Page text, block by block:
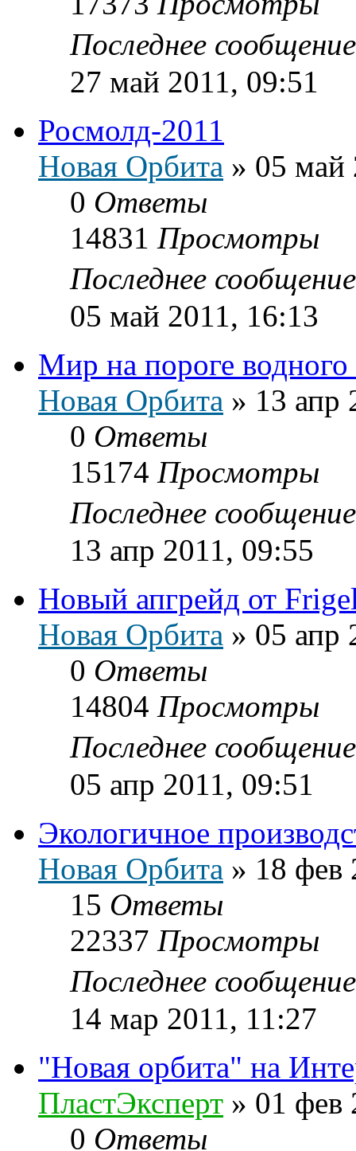
Последнее
27 май 2011, 09:51
Росмолд-2011
Новая Орбита » 05 май
0 Ответы
14831 Просмотры
Последнее
05 май 2011, 16:13
Мир на пороге водного
Новая Орбита » 13 апр
0 Ответы
15174 Просмотры
Последнее
13 апр 2011, 09:55
Новый апгрейд от
Новая Орбита » 05 апр
0 Ответы
14804 Просмотры
Последнее
05 апр 2011, 09:51
Экологичное
Новая Орбита » 18 фев
15 Ответы
22337 Просмотры
Последнее
14 мар 2011, 11:27
"Новая орбита" на
ПластЭксперт » 01 фев
0 Ответы